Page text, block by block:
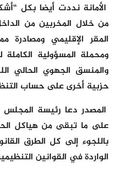
الأمانة نددت أيضا بكل
من خلال المخربين من
المقر الإقليمي ومصادرة
ومحملة المسؤولية
والمنسق الجهوي الحالي
حزبية أخرى على حساب
المصدر دعا رئيسة المجلس
على ما تبقى من هياكل
باللجوء إلى كل الطرق
الواردة في القوانين